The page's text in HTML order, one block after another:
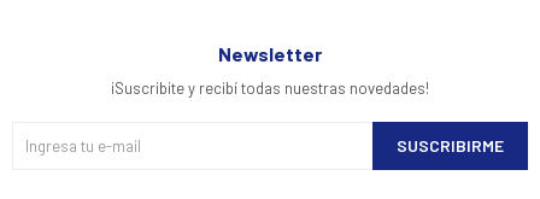
Newsletter
¡Suscribite y recibí todas nuestras novedades!
SUSCRIBIRME